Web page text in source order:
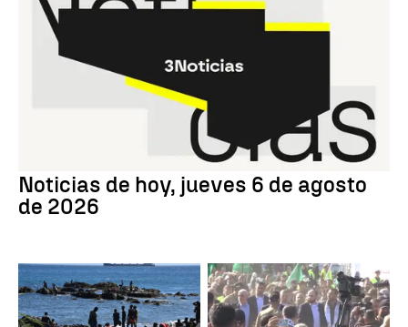
Noticias de hoy, jueves 6 de agosto
de 2026